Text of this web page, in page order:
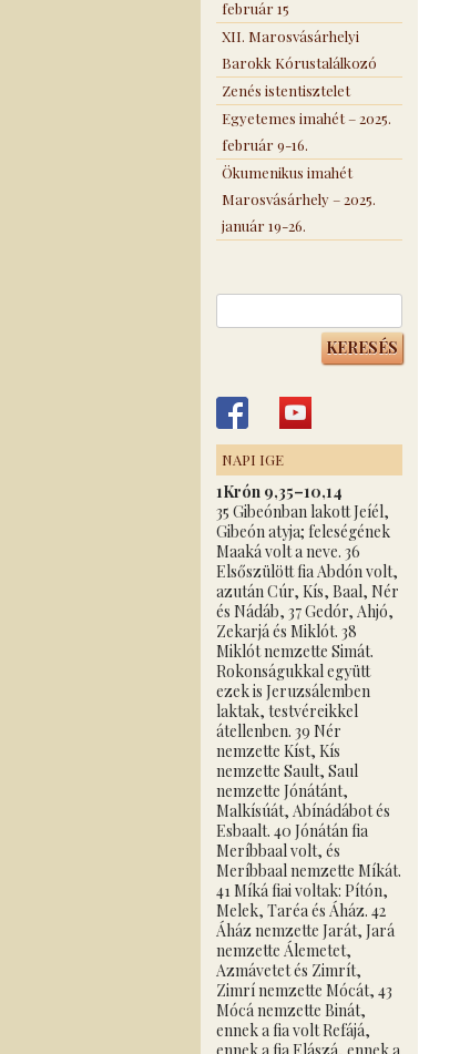
február 15
XII. Marosvásárhelyi
Barokk Kórustalálkozó
Zenés istentisztelet
Egyetemes imahét – 2025.
február 9-16.
Ökumenikus imahét
Marosvásárhely – 2025.
január 19-26.
NAPI IGE
1Krón 9,35–10,14
35 Gibeónban lakott Jeíél,
Gibeón atyja; feleségének
Maaká volt a neve. 36
Elsőszülött fia Abdón volt,
azután Cúr, Kís, Baal, Nér
és Nádáb, 37 Gedór, Ahjó,
Zekarjá és Miklót. 38
Miklót nemzette Simát.
Rokonságukkal együtt
ezek is Jeruzsálemben
laktak, testvéreikkel
átellenben. 39 Nér
nemzette Kíst, Kís
nemzette Sault, Saul
nemzette Jónátánt,
Malkísúát, Abínádábot és
Esbaalt. 40 Jónátán fia
Meríbbaal volt, és
Meríbbaal nemzette Míkát.
41 Míká fiai voltak: Pítón,
Melek, Taréa és Áház. 42
Áház nemzette Jarát, Jará
nemzette Álemetet,
Azmávetet és Zimrít,
Zimrí nemzette Mócát, 43
Mócá nemzette Binát,
ennek a fia volt Refájá,